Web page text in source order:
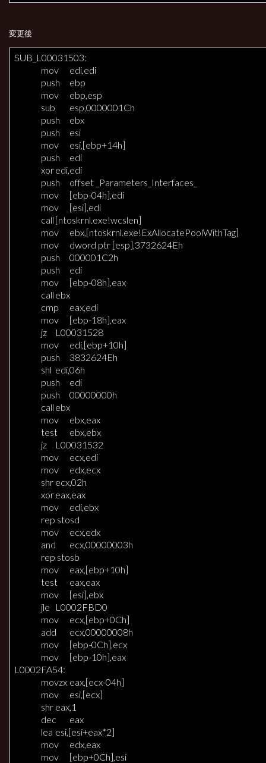
変更後
SUB_L00031503:
mov
edi,edi
push
ebp
mov
ebp,esp
sub
esp,0000001Ch
push
ebx
push
esi
mov
esi,[ebp+14h]
push
edi
xoredi,edi
push
offset _Parameters_Interfaces_
mov
[ebp-04h],edi
mov
[esi],edi
call [ntoskrnl.exe!wcslen]
mov
ebx,[ntoskrnl.exe!ExAllocatePoolWithTag]
mov
dword ptr [esp],3732624Eh
push
000001C2h
push
edi
mov
[ebp-08h],eax
call ebx
cmp
eax,edi
mov
[ebp-18h],eax
jz
L00031528
mov
edi,[ebp+10h]
push
3832624Eh
shl edi,06h
push
edi
push
00000000h
call ebx
mov
ebx,eax
test
ebx,ebx
jz
L00031532
mov
ecx,edi
mov
edx,ecx
shr ecx,02h
xoreax,eax
mov
edi,ebx
rep stosd
mov
ecx,edx
and
ecx,00000003h
rep stosb
mov
eax,[ebp+10h]
test
eax,eax
mov
[esi],ebx
jle
L0002FBD0
mov
ecx,[ebp+0Ch]
add
ecx,00000008h
mov
[ebp-0Ch],ecx
mov
[ebp-10h],eax
L0002FA54:
movzx eax,[ecx-04h]
mov
esi,[ecx]
shr eax,1
dec
eax
lea esi,[esi+eax*2]
mov
edx,eax
mov
[ebp+0Ch],esi